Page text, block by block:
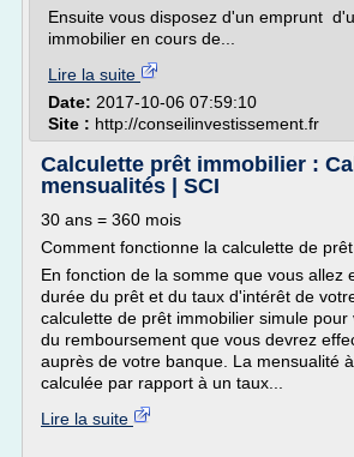
Ensuite vous disposez d'un emprunt
immobilier en cours de...
Lire la suite
Date: 2017-10-06 07:59:10
Site : http://conseilinvestissement.fr
Calculette prêt immobilier :
mensualités | SCI
30 ans = 360 mois
Comment fonctionne la calculette de
En fonction de la somme que vous allez
durée du prêt et du taux d'intérêt de
calculette de prêt immobilier simule pour
du remboursement que vous devrez
auprès de votre banque. La mensualité
calculée par rapport à un taux...
Lire la suite